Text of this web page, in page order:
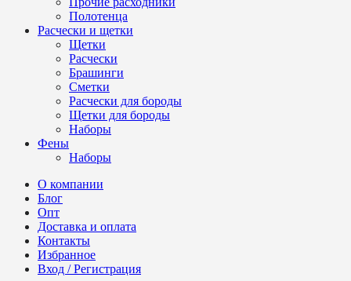
Полотенца
Расчески и щетки
Щетки
Расчески
Брашинги
Сметки
Расчески для бороды
Щетки для бороды
Наборы
Фены
Наборы
О компании
Блог
Опт
Доставка и оплата
Контакты
Избранное
Вход / Регистрация